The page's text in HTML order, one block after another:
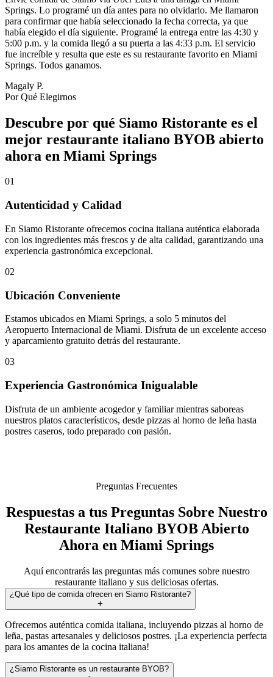
Springs. Lo programé un día antes para no olvidarlo. Me llamaron
para confirmar que había seleccionado la fecha correcta, ya que
había elegido el día siguiente. Programé la entrega entre las 4:30 y
5:00 p.m. y la comida llegó a su puerta a las 4:33 p.m. El servicio
fue increíble y resulta que este es su restaurante favorito en Miami
Springs. Todos ganamos.
Magaly P.
Por Qué Elegirnos
Descubre por qué Siamo Ristorante es el
mejor restaurante italiano BYOB abierto
ahora en Miami Springs
01
Autenticidad y Calidad
En Siamo Ristorante ofrecemos cocina italiana auténtica elaborada
con los ingredientes más frescos y de alta calidad, garantizando una
experiencia gastronómica excepcional.
02
Ubicación Conveniente
Estamos ubicados en Miami Springs, a solo 5 minutos del
Aeropuerto Internacional de Miami. Disfruta de un excelente acceso
y aparcamiento gratuito detrás del restaurante.
03
Experiencia Gastronómica Inigualable
Disfruta de un ambiente acogedor y familiar mientras saboreas
nuestros platos característicos, desde pizzas al horno de leña hasta
postres caseros, todo preparado con pasión.
Preguntas Frecuentes
Respuestas a tus Preguntas Sobre Nuestro
Restaurante Italiano BYOB Abierto
Ahora en Miami Springs
Aquí encontrarás las preguntas más comunes sobre nuestro
restaurante italiano y sus deliciosas ofertas.
¿Qué tipo de comida ofrecen en Siamo Ristorante?
Ofrecemos auténtica comida italiana, incluyendo pizzas al horno de
leña, pastas artesanales y deliciosos postres. ¡La experiencia perfecta
para los amantes de la cocina italiana!
¿Siamo Ristorante es un restaurante BYOB?